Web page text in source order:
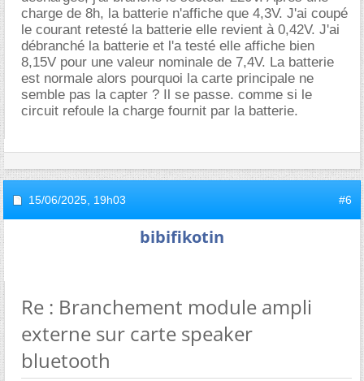
charge de 8h, la batterie n'affiche que 4,3V. J'ai coupé
le courant retesté la batterie elle revient à 0,42V. J'ai
débranché la batterie et l'a testé elle affiche bien
8,15V pour une valeur nominale de 7,4V. La batterie
est normale alors pourquoi la carte principale ne
semble pas la capter ? Il se passe. comme si le
circuit refoule la charge fournit par la batterie.
15/06/2025, 19h03 #6
bibifikotin
Re : Branchement module ampli
externe sur carte speaker
bluetooth